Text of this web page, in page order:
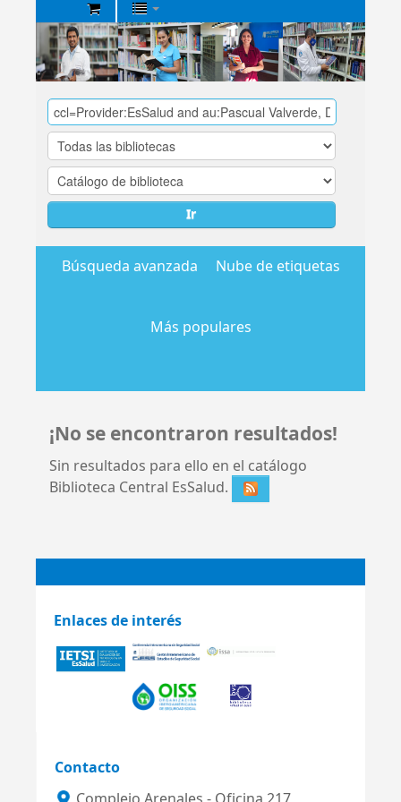
Biblioteca
Central
EsSalud
Ir
Búsqueda avanzada Nube de etiquetas
Más populares
¡No se encontraron resultados!
Sin resultados para ello en el catálogo
Biblioteca Central EsSalud.
Enlaces de interés
Contacto